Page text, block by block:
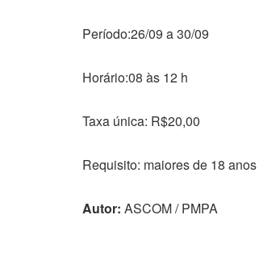
Período:26/09 a 30/09
Horário:08 às 12 h
Taxa única: R$20,00
Requisito: maiores de 18 anos
Autor: ASCOM / PMPA